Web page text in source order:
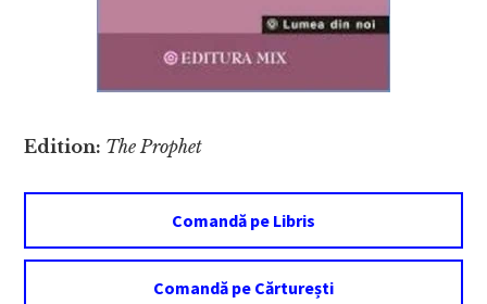
Edition: The Prophet
Comandă pe Libris
Comandă pe Cărturești